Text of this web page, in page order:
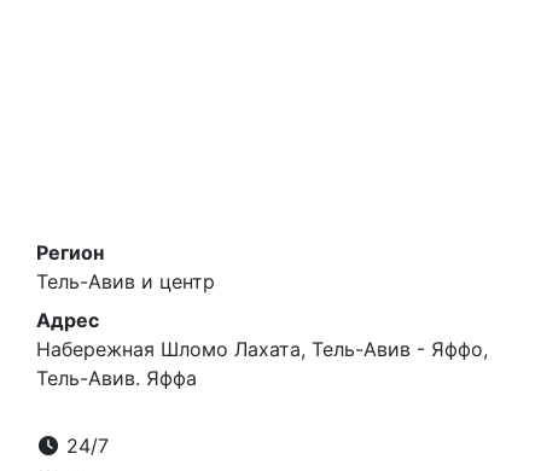
Регион
Тель-Авив и центр
Адрес
Набережная Шломо Лахата, Тель-Авив - Яффо,
Тель-Авив. Яффа
24/7